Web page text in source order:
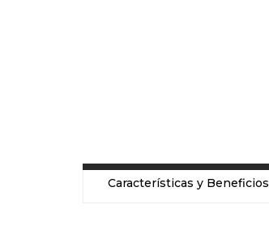
Características y Beneficios